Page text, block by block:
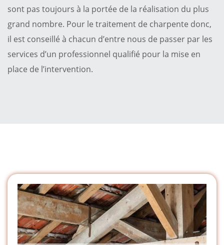
sont pas toujours à la portée de la réalisation du plus
grand nombre. Pour le traitement de charpente donc,
il est conseillé à chacun d’entre nous de passer par les
services d’un professionnel qualifié pour la mise en
place de l’intervention.